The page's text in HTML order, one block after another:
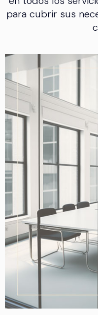
para cubrir sus